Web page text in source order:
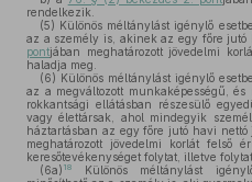
rendelkezik.
(5) Különös méltánylást igénylő
az a személy is, akinek az egy főre jutó
pontjában meghatározott jövedelmi
haladja meg.
(6) Különös méltánylást igénylő
az a megváltozott munkaképességű,
rokkantsági ellátásban részesülő
vagy élettársak, ahol mindegyik
háztartásban az egy főre jutó havi nettó
meghatározott jövedelmi korlát felső
keresőtevékenységet folytat, illetve
(6a) 18
Különös méltánylást